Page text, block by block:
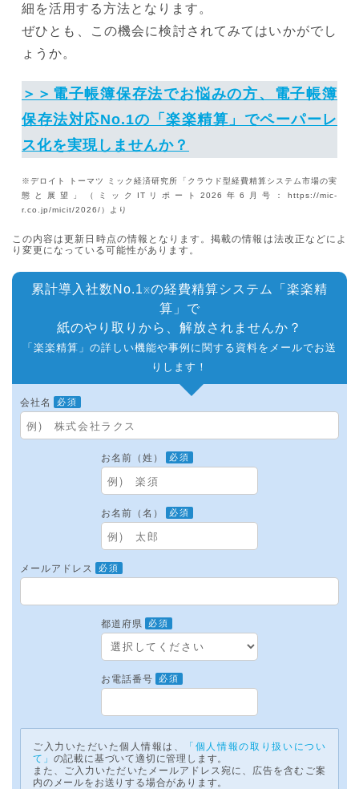
細を活用する方法となります。
ぜひとも、この機会に検討されてみてはいかがでし
ょうか。
＞＞電子帳簿保存法でお悩みの方、電子帳簿
保存法対応No.1の「楽楽精算」でペーパーレ
ス化を実現しませんか？
※デロイト トーマツ ミック経済研究所「クラウド型経費精算システム市場の実
態と展望」（ミックITリポート2026年6月号：https://mic-
r.co.jp/micit/2026/）より
この内容は更新日時点の情報となります。掲載の情報は法改正などによ
り変更になっている可能性があります。
累計導入社数No.1※の経費精算システム「楽楽精
算」で
紙のやり取りから、解放されませんか？
「楽楽精算」の詳しい機能や事例に関する資料をメールでお送
りします！
会社名 必須
お名前（姓） 必須
お名前（名） 必須
メールアドレス 必須
都道府県 必須
お電話番号 必須
ご入力いただいた個人情報は、
「個人情報の取り扱いについ
て」 の記載に基づいて適切に管理します。
また、ご入力いただいたメールアドレス宛に、広告を含むご案
内のメールをお送りする場合があります。